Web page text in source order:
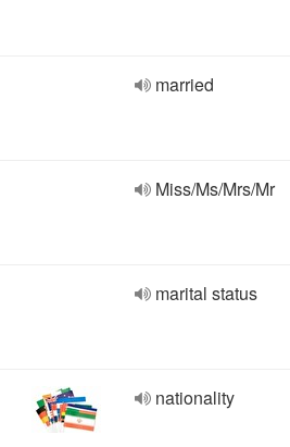
married
Miss/Ms/Mrs/Mr
marital status
nationality